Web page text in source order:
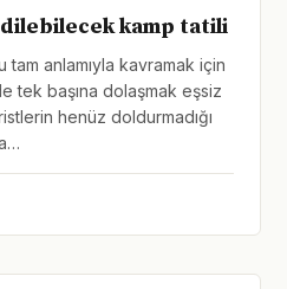
kamp tatili
anlamıyla kavramak için
tek başına dolaşmak eşsiz
henüz doldurmadığı